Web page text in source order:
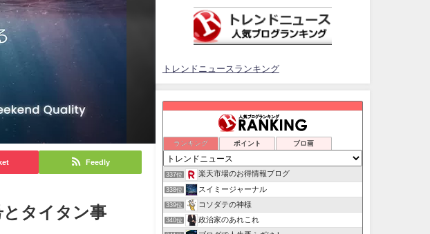
Feedly
タイタン事
トレンドニュースランキング
ランキング ポイント ブロ画
337位 楽天市場のお得情報ブログ
338位 スイミージャーナル
339位 コソダテの神様
340位 政治家のあれこれ